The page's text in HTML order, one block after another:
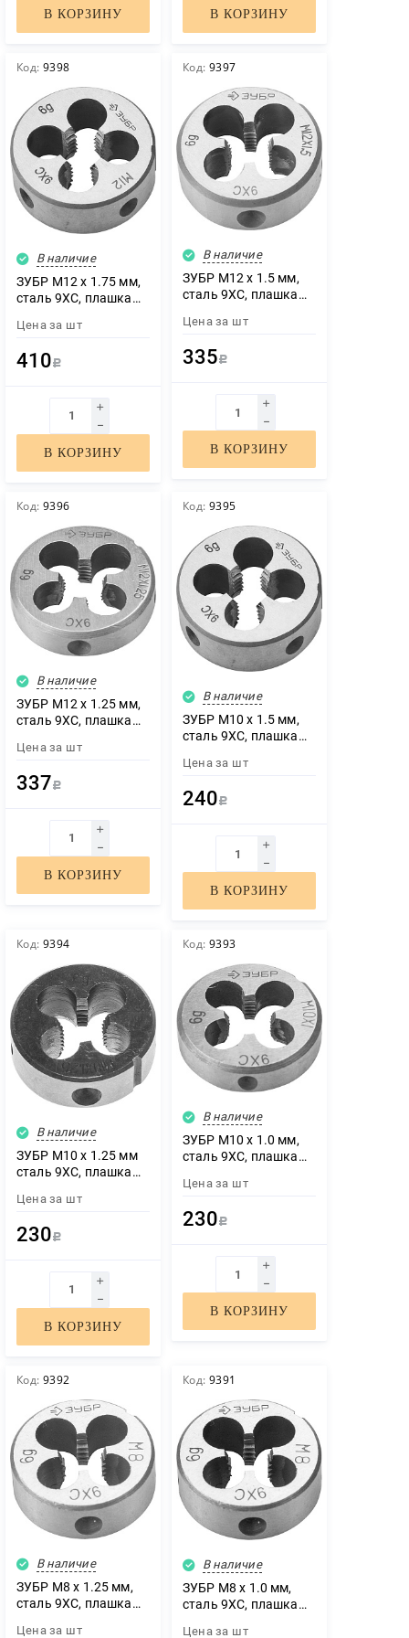
В КОРЗИНУ В КОРЗИНУ
Код: 9398
В наличие
ЗУБР М12 x 1.75 мм,
сталь 9ХС, плашка
28022-12-1.75)
Цена за шт
410 Р
В КОРЗИНУ
Код: 9397
В наличие
ЗУБР М12 x 1.5 мм,
сталь 9ХС, плашка
28022-12-1.5)
Цена за шт
335 Р
В КОРЗИНУ
Код: 9396
В наличие
ЗУБР М12 x 1.25 мм,
сталь 9ХС, плашка
28022-12-1.25)
Цена за шт
337 Р
В КОРЗИНУ
Код: 9395
В наличие
ЗУБР М10 x 1.5 мм,
сталь 9ХС, плашка
28022-10-1.5)
Цена за шт
240 Р
В КОРЗИНУ
Код: 9394
В наличие
ЗУБР М10 x 1.25 мм
сталь 9ХС, плашка
28022-10-1.25)
Цена за шт
230 Р
В КОРЗИНУ
Код: 9393
В наличие
ЗУБР М10 x 1.0 мм,
сталь 9ХС, плашка
28022-10-1.0)
Цена за шт
230 Р
В КОРЗИНУ
Код: 9392
В наличие
ЗУБР М8 x 1.25 мм,
сталь 9ХС, плашка
Цена за шт
Код: 9391
В наличие
ЗУБР М8 x 1.0 мм,
сталь 9ХС, плашка
Цена за шт
ЗАКАЗАТЬ ЗВОНОК